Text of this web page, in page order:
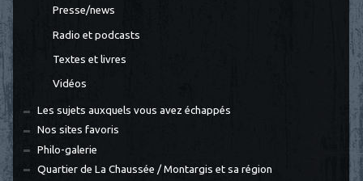
Presse/news
Radio et podcasts
Textes et livres
Vidéos
Les sujets auxquels vous avez échappés
Nos sites favoris
Philo-galerie
Quartier de La Chaussée / Montargis et sa région